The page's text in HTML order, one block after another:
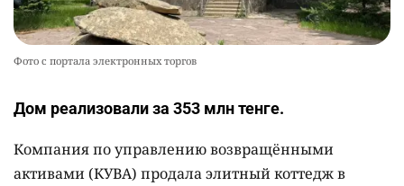
Фото с портала электронных торгов
Дом реализовали за 353 млн тенге.
Компания по управлению возвращёнными
активами (КУВА) продала элитный коттедж в